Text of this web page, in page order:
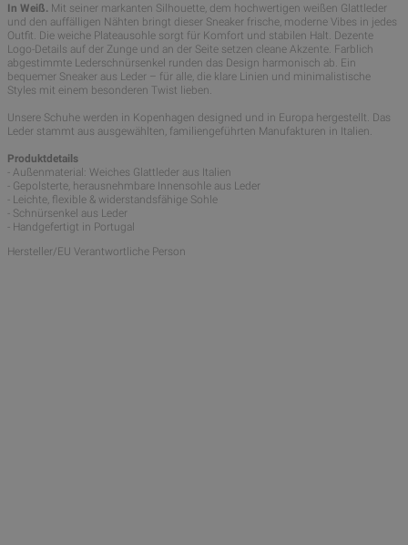
In Weiß. Mit seiner markanten Silhouette, dem hochwertigen weißen Glattleder
und den auffälligen Nähten bringt dieser Sneaker frische, moderne Vibes in jedes
Outfit. Die weiche Plateausohle sorgt für Komfort und stabilen Halt. Dezente
Logo-Details auf der Zunge und an der Seite setzen cleane Akzente. Farblich
abgestimmte Lederschnürsenkel runden das Design harmonisch ab. Ein
bequemer Sneaker aus Leder – für alle, die klare Linien und minimalistische
Styles mit einem besonderen Twist lieben.
Unsere Schuhe werden in Kopenhagen designed und in Europa hergestellt. Das
Leder stammt aus ausgewählten, familiengeführten Manufakturen in Italien.
Produktdetails
- Außenmaterial: Weiches Glattleder aus Italien
- Gepolsterte, herausnehmbare Innensohle aus Leder
- Leichte, flexible & widerstandsfähige Sohle
- Schnürsenkel aus Leder
- Handgefertigt in Portugal
Hersteller/EU Verantwortliche Person